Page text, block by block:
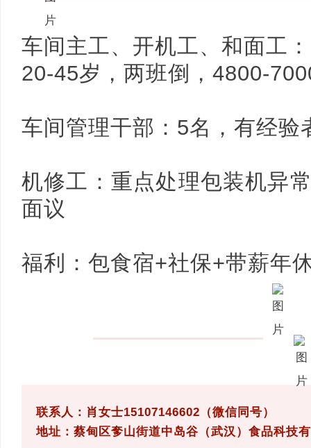
车间主工、开机工、和面工
20-45岁，两班倒，4800-
车间管理干部：5名，有经验
机修工：重点处理包装机异
面议
福利：包食宿+社保+带薪年
联系人：肖女士15107146602（微信同号）
地址：蔡甸区奓山街道中岛谷（武汉）食品科技